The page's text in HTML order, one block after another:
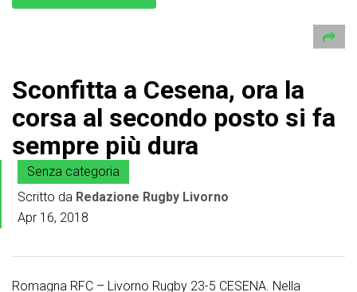
Sconfitta a Cesena, ora la
corsa al secondo posto si fa
sempre più dura
Senza categoria
Scritto da Redazione Rugby Livorno
Apr 16, 2018
Romagna RFC – Livorno Rugby 23-5 CESENA. Nella